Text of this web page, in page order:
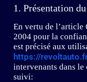
1. Présentation
En vertu de
2004 pour la
est précisé aux
https://
intervenants dans le
suivi: